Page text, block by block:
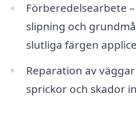
Förberedelsearbete
slipning och
slutliga färgen
Reparation av
sprickor och skador